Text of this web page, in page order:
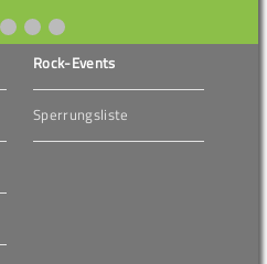
Rock-Events
Sperrungsliste